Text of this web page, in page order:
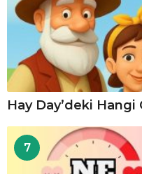
Hay Day’deki
7